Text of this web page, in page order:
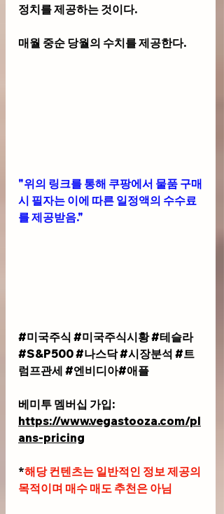
정치를 제공하는 것이다.
매월 중순 당월의 수치를 제공한다.
"위의 링크를 통해 쿠팡에서 물품 구매
시 필자는 이에 따른 일정액의 수수료
를 제공받음."
#미국주식 #미국주식시황#테슬라
#S&P500 #나스닥#시장분석 #트
럼프관세 #엔비디아#애플
베미투 멤버십 가입:
https://www.vegastooza.com/pl
ans-pricing
*해당 컨텐츠는 일반적인 정보 제공의
목적이며 매수 매도 추천은 아님